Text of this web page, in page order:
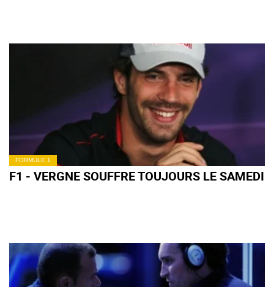
FORMULE 1
F1 - VERGNE SOUFFRE TOUJOURS LE SAMEDI